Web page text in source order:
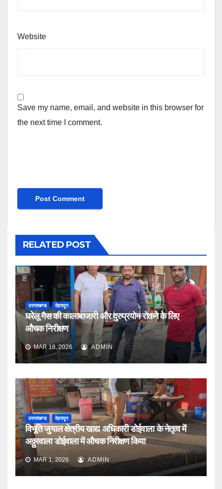
Website
Save my name, email, and website in this browser for
the next time I comment.
RELATED POST
उत्तराखण्ड देहरादून
घरेलू गैस की कालाबाजारी और दुरुप्रयोग रोकने के लिए
औचक निरीक्षण
MAR 16, 2026 ADMIN
उत्तराखण्ड देहरादून
विभूति जुयाल क्षेत्रीय खाद्य अधिकारी डोईवाला के नेतृत्व में
अठ्ठुरवाला डोईवाला में औचक निरीक्षण किया
MAR 1, 2026 ADMIN